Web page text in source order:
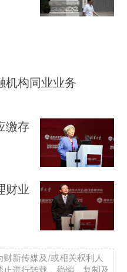
机构同业业务
缴存
财业
新传媒及/或相关权利人